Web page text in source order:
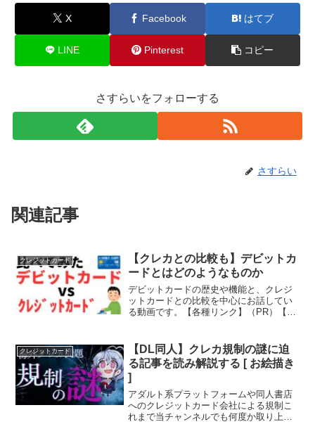
X Facebook はてブ
LINE Pinterest コピー
さすらいをフォローする
さすらい
関連記事
クレジットカード
【クレカとの比較も】デビットカ
ードとはどのようなものか
デビットカードの歴史や機能と、クレジ
ットカードとの比較を中心にお話してい
る動画です。【各種リンク】（PR）【メ
ンクです。ハピタスちょびリッチ【過去
動画リンク】今回の動画...
クレジットカード
【DL同人】クレカ規制の謎に迫
る記事を読み解説する [ お絵描き
]
アダルト系プラットフォームや同人書店
へのクレジットカード会社による規制こ
れまで当チャンネルでも何度か取り上げ